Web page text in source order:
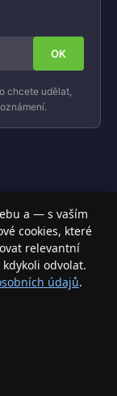
chcete udělat,
a
a — s vaším
cookies, které
relevantní
odvolat.
údajů.